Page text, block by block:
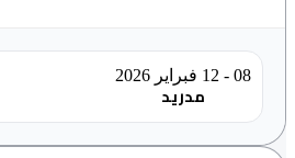
08 - 12 فبراير 2026
مدريد